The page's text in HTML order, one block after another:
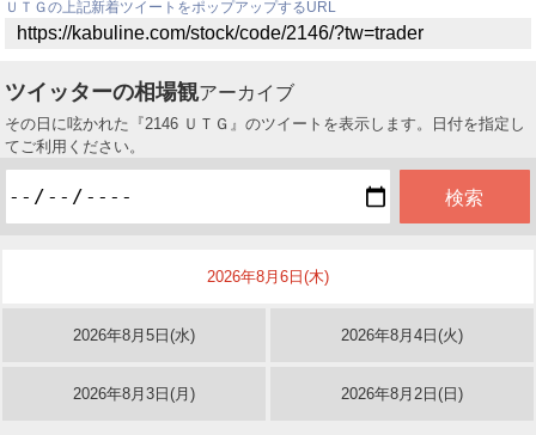
ＵＴＧの上記新着ツイートをポップアップするURL
ツイッターの相場観アーカイブ
その日に呟かれた『2146 ＵＴＧ』のツイートを表示します。日付を指定し
てご利用ください。
2026年8月6日(木)
2026年8月5日(水) 2026年8月4日(火)
2026年8月3日(月) 2026年8月2日(日)